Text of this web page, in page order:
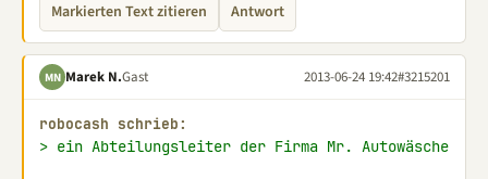
Markierten Text zitieren Antwort
MN Marek N.Gast 2013-06-24 19:42#3215201
robocash schrieb:
> ein Abteilungsleiter der Firma Mr. Autowäsche